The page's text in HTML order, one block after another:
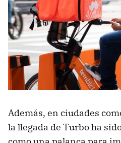
Además, en ciudades
la llegada de Turbo ha